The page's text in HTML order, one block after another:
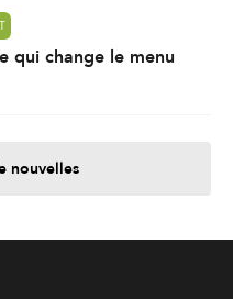
qui change le menu
nouvelles